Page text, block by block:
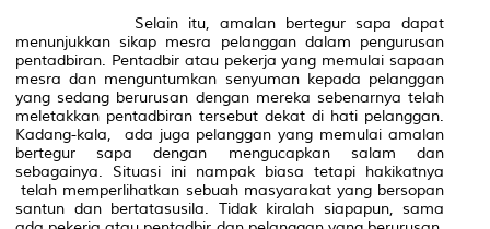
Selain itu, amalan bertegur sapa dapat
menunjukkan sikap mesra pelanggan dalam pengurusan
pentadbiran. Pentadbir atau pekerja yang memulai sapaan
mesra dan menguntumkan senyuman kepada pelanggan
yang sedang berurusan dengan mereka sebenarnya telah
meletakkan pentadbiran tersebut dekat di hati pelanggan.
Kadang-kala, ada juga pelanggan yang memulai amalan
bertegur sapa dengan mengucapkan salam dan
sebagainya. Situasi ini nampak biasa tetapi hakikatnya
telah memperlihatkan sebuah masyarakat yang bersopan
santun dan bertatasusila. Tidak kiralah siapapun, sama